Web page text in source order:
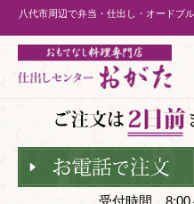
八代市周辺で弁当・仕出し・オードブ